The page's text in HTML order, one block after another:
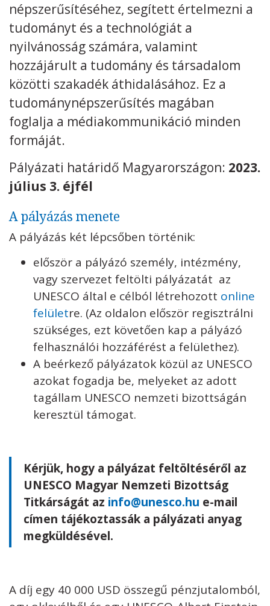
Kövess minket unescohungary
Adatkezelési tájékoztató
RSS
népszerűsítéséhez, segített értelmezni a
tudományt és a technológiát a
nyilvánosság számára, valamint
hozzájárult a tudomány és társadalom
közötti szakadék áthidalásához. Ez a
tudománynépszerűsítés magában
foglalja a médiakommunikáció minden
formáját.
Pályázati határidő Magyarországon: 2023.
július 3. éjfél
A pályázás menete
A pályázás két lépcsőben történik:
először a pályázó személy, intézmény,
vagy szervezet feltölti pályázatát az
UNESCO által e célból létrehozott online
felületre. (Az oldalon először regisztrálni
szükséges, ezt követően kap a pályázó
felhasználói hozzáférést a felülethez).
A beérkező pályázatok közül az UNESCO
azokat fogadja be, melyeket az adott
tagállam UNESCO nemzeti bizottságán
keresztül támogat.
Kérjük, hogy a pályázat feltöltéséről az
UNESCO Magyar Nemzeti Bizottság
Titkárságát az info@unesco.hu e-mail
címen tájékoztassák a pályázati anyag
megküldésével.
A díj egy 40 000 USD összegű pénzjutalomból,